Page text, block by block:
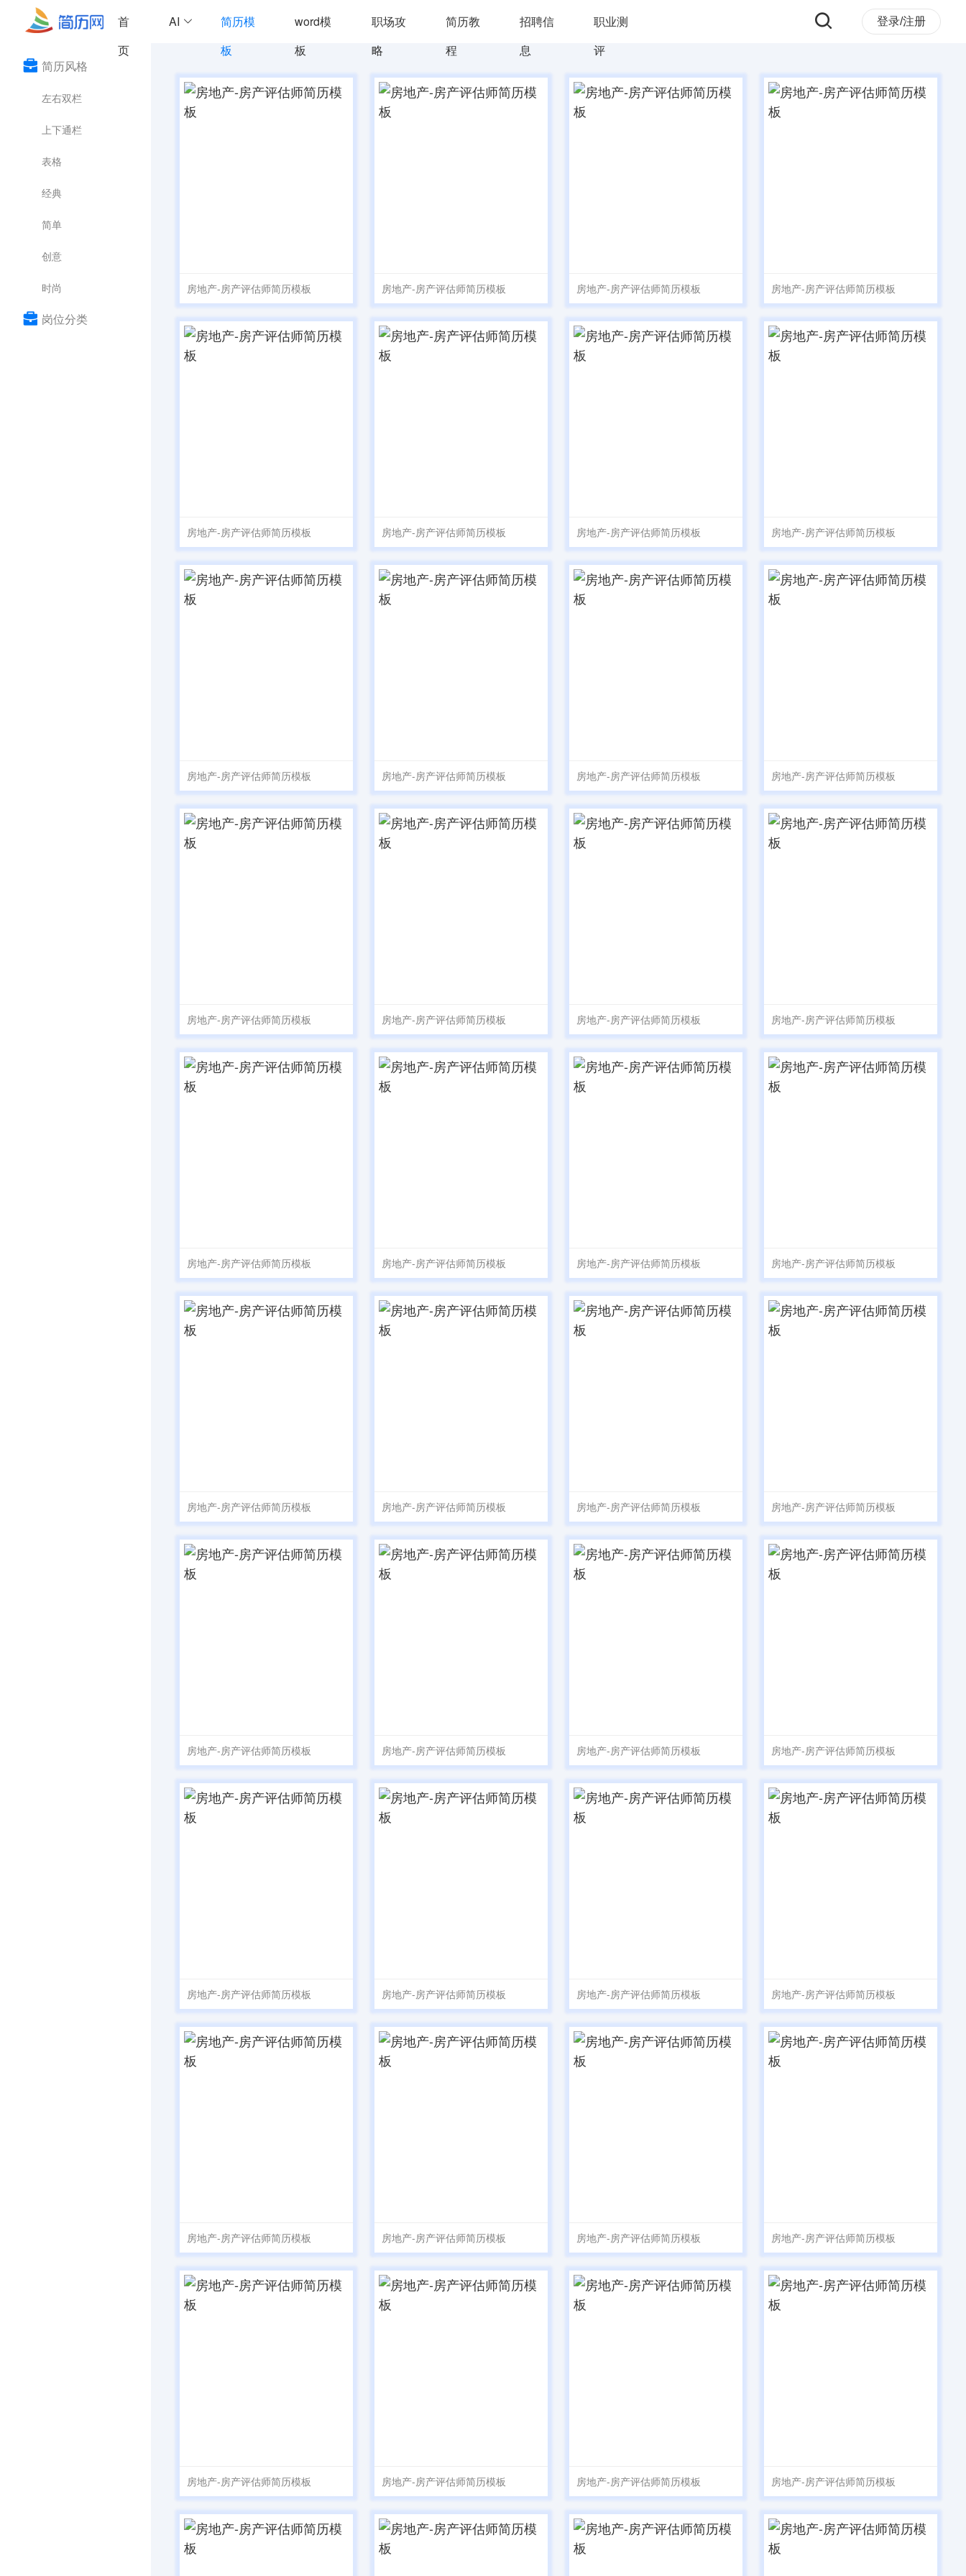
首
页
AI
简历模
板
word模
板
职场攻
略
简历教
程
招聘信
息
职业测
评
登录/注册
简历风格
左右双栏
上下通栏
表格
经典
简单
创意
时尚
岗位分类
房地产-房产评估师简历模板 房地产-房产评估师简历模板 房地产-房产评估师简历模板 房地产-房产评估师简历模板
房地产-房产评估师简历模板 房地产-房产评估师简历模板 房地产-房产评估师简历模板 房地产-房产评估师简历模板
房地产-房产评估师简历模板 房地产-房产评估师简历模板 房地产-房产评估师简历模板 房地产-房产评估师简历模板
房地产-房产评估师简历模板 房地产-房产评估师简历模板 房地产-房产评估师简历模板 房地产-房产评估师简历模板
房地产-房产评估师简历模板 房地产-房产评估师简历模板 房地产-房产评估师简历模板 房地产-房产评估师简历模板
房地产-房产评估师简历模板 房地产-房产评估师简历模板 房地产-房产评估师简历模板 房地产-房产评估师简历模板
房地产-房产评估师简历模板 房地产-房产评估师简历模板 房地产-房产评估师简历模板 房地产-房产评估师简历模板
房地产-房产评估师简历模板 房地产-房产评估师简历模板 房地产-房产评估师简历模板 房地产-房产评估师简历模板
房地产-房产评估师简历模板 房地产-房产评估师简历模板 房地产-房产评估师简历模板 房地产-房产评估师简历模板
房地产-房产评估师简历模板 房地产-房产评估师简历模板 房地产-房产评估师简历模板 房地产-房产评估师简历模板